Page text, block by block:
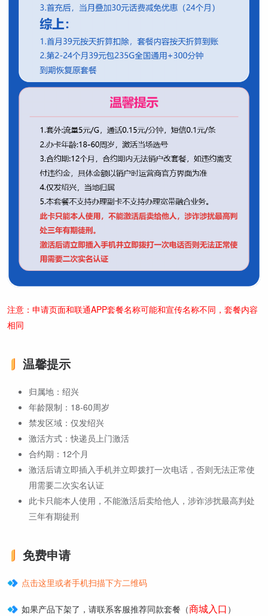
注意：申请页面和联通APP套餐名称可能和宣传名称不同，套餐内容
相同
温馨提示
归属地：绍兴
年龄限制：18-60周岁
禁发区域：仅发绍兴
激活方式：快递员上门激活
合约期：12个月
激活后请立即插入手机并立即拨打一次电话，否则无法正常使
用需要二次实名认证
此卡只能本人使用，不能激活后卖给他人，涉诈涉扰最高判处
三年有期徒刑
免费申请
点击这里或者手机扫描下方二维码
如果产品下架了，请联系客服推荐同款套餐（商城入口 ）